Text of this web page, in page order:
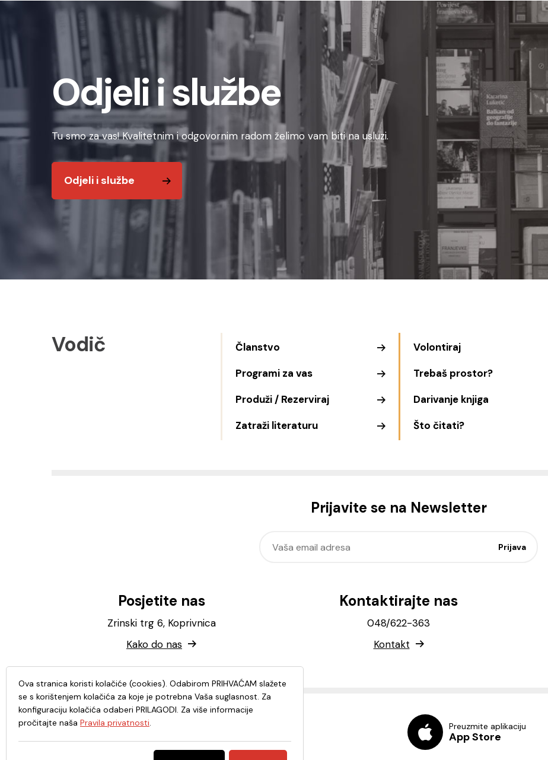
Odjeli i službe
Tu smo za vas! Kvalitetnim i odgovornim radom želimo vam biti na usluzi.
Odjeli i službe
Vodič
Članstvo
Programi za vas
Produži / Rezerviraj
Zatraži literaturu
Volontiraj
Trebaš prostor?
Darivanje knjiga
Što čitati?
Prijavite se na Newsletter
Posjetite nas
Zrinski trg 6, Koprivnica
Kako do nas
Kontaktirajte nas
048/622-363
Kontakt
Preuzmite aplikaciju
App Store
Ova stranica koristi kolačiće (cookies). Odabirom PRIHVAĆAM slažete
se s korištenjem kolačića za koje je potrebna Vaša suglasnost. Za
konfiguraciju kolačića odaberi PRILAGODI. Za više informacije
pročitajte naša Pravila privatnosti.